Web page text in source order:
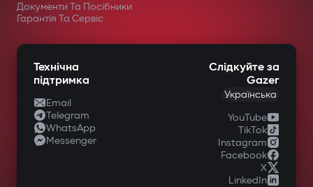
Документи Та Посібники
Гарантія Та Сервіс
Технічна
підтримка
Email
Telegram
WhatsApp
Messenger
Слідкуйте за
Gazer
Українська
YouTube
TikTok
Instagram
Facebook
X
LinkedIn